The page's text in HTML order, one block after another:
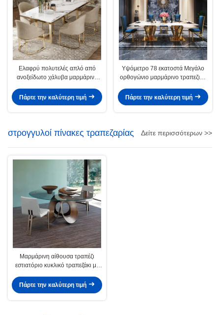
Ελαφρύ πολυτελές απλό από
ανοξείδωτο χάλυβα μαρμάρινο
Πάρτε την καλύτερη τιμή
Υψόμετρο 78 εκατοστά Μεγάλο
ορθογώνιο μαρμάρινο τραπεζικό
Πάρτε την καλύτερη τιμή
στρογγυλοί πίνακες τραπεζαρίας Δείτε περισσότερων >>
Μαρμάρινη αίθουσα τραπέζι
εστιατόριο κυκλικό τραπεζάκι με
Πάρτε την καλύτερη τιμή